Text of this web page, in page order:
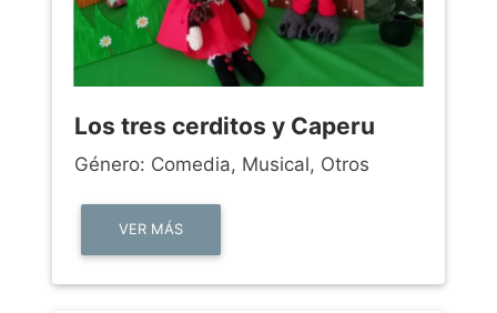
Los tres cerditos y Caperu
Género: Comedia, Musical, Otros
VER MÁS